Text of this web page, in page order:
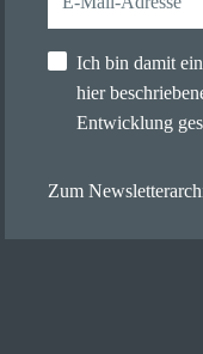
Ich bin damit
hier
Entwicklung
Zum